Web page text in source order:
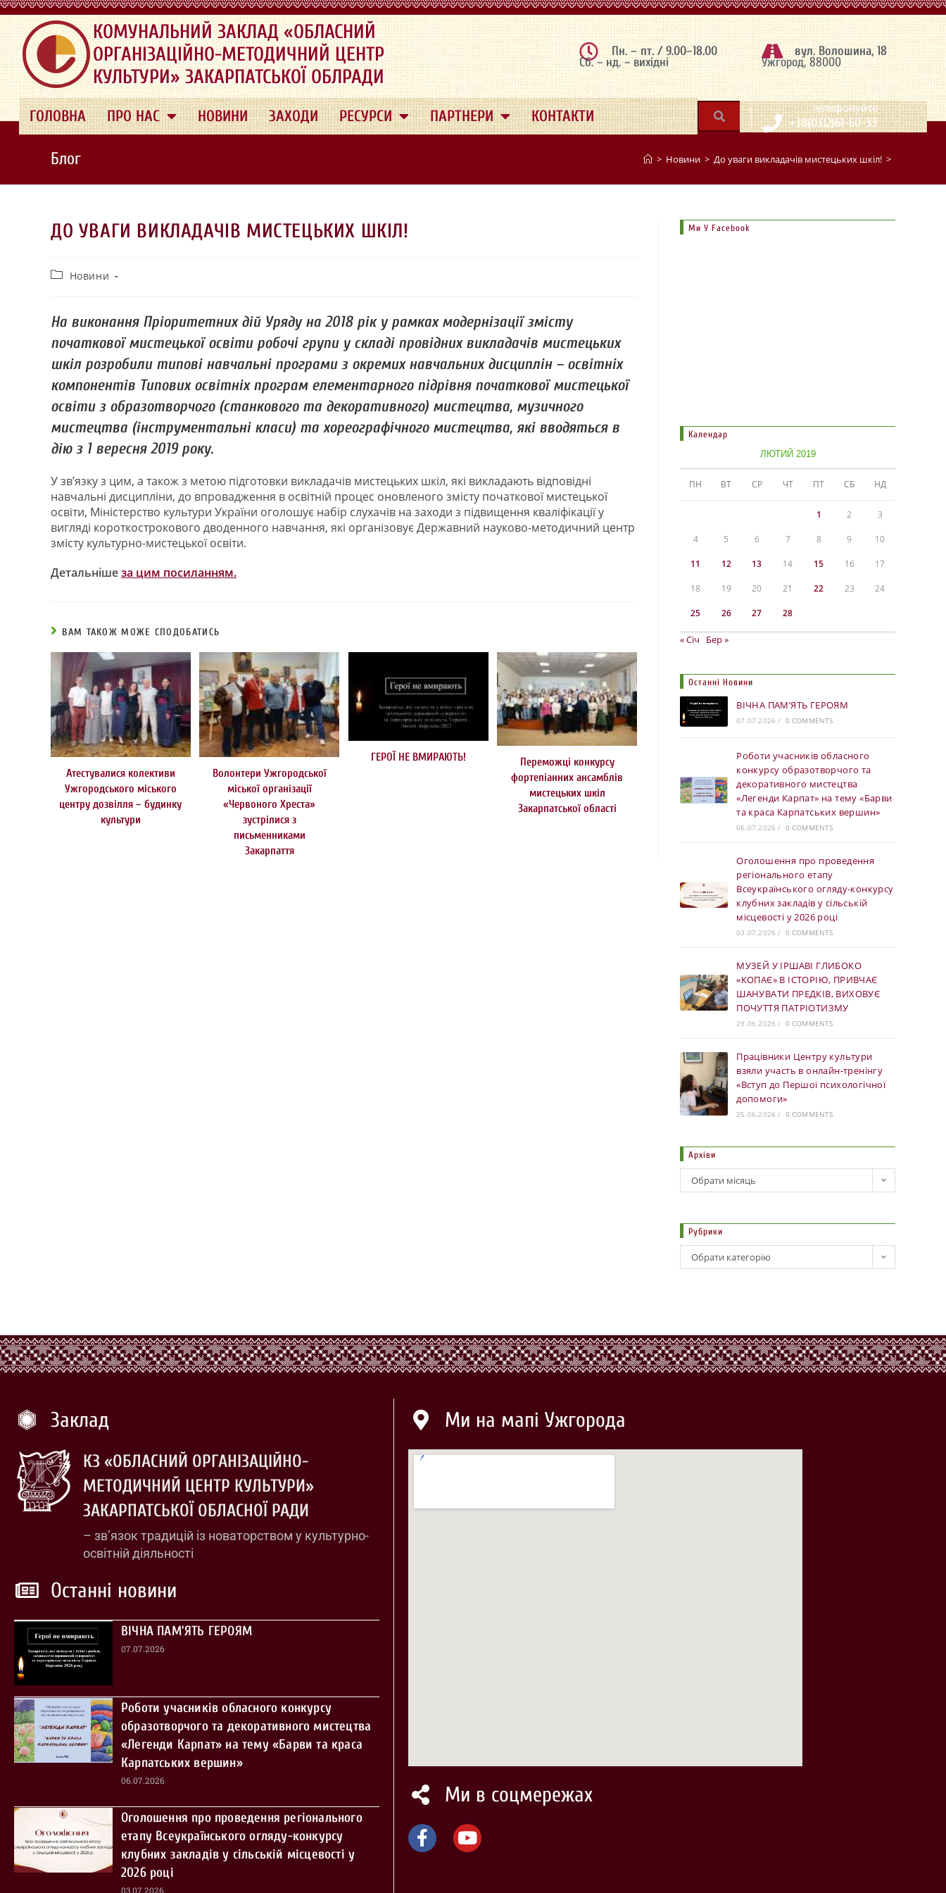
.
КОМУНАЛЬНИЙ ЗАКЛАД «ОБЛАСНИЙ
ОРГАНІЗАЦІЙНО-МЕТОДИЧНИЙ ЦЕНТР
КУЛЬТУРИ» ЗАКАРПАТСЬКОЇ ОБЛРАДИ
Пн. – пт. / 9.00–18.00
Сб. – нд. – вихідні
вул. Волошина, 18
Ужгород, 88000
ГОЛОВНА ПРО НАС НОВИНИ ЗАХОДИ РЕСУРСИ ПАРТНЕРИ КОНТАКТИ | телефонуйте
+38(0312)61-60-33
Блог > Новини > До уваги викладачів мистецьких шкіл! >
ДО УВАГИ ВИКЛАДАЧІВ МИСТЕЦЬКИХ ШКІЛ!
Новини
На виконання Пріоритетних дій Уряду на 2018 рік у рамках модернізації змісту
початкової мистецької освіти робочі групи у складі провідних викладачів мистецьких
шкіл розробили типові навчальні програми з окремих навчальних дисциплін – освітніх
компонентів Типових освітніх програм елементарного підрівня початкової мистецької
освіти з образотворчого (станкового та декоративного) мистецтва, музичного
мистецтва (інструментальні класи) та хореографічного мистецтва, які вводяться в
дію з 1 вересня 2019 року.
У зв’язку з цим, а також з метою підготовки викладачів мистецьких шкіл, які викладають відповідні
навчальні дисципліни, до впровадження в освітній процес оновленого змісту початкової мистецької
освіти, Міністерство культури України оголошує набір слухачів на заходи з підвищення кваліфікації у
вигляді короткострокового дводенного навчання, які організовує Державний науково-методичний центр
змісту культурно-мистецької освіти.
Детальнішеза цим посиланням.
ВАМ ТАКОЖ МОЖЕ СПОДОБАТИСЬ
Атестувалися колективи
Ужгородського міського
центру дозвілля – будинку
культури
Волонтери Ужгородської
міської організації
«Червоного Хреста»
зустрілися з
письменниками
Закарпаття
ГЕРОЇ НЕ ВМИРАЮТЬ!
Переможці конкурсу
фортепіанних ансамблів
мистецьких шкіл
Закарпатської області
Ми У Facebook
Календар
ЛЮТИЙ 2019
ПН ВТ СР ЧТ ПТ СБ НД
1 2 3
4 5 6 7 8 9 10
11 12 13 14 15 16 17
18 19 20 21 22 23 24
25 26 27 28
« Січ Бер »
Останні Новини
ВІЧНА ПАМ’ЯТЬ ГЕРОЯМ
07.07.2026 / 0 COMMENTS
Роботи учасників обласного
конкурсу образотворчого та
декоративного мистецтва
«Легенди Карпат» на тему «Барви
та краса Карпатських вершин»
06.07.2026 / 0 COMMENTS
Оголошення про проведення
регіонального етапу
Всеукраїнського огляду-конкурсу
клубних закладів у сільській
місцевості у 2026 році
03.07.2026 / 0 COMMENTS
МУЗЕЙ У ІРШАВІ ГЛИБОКО
«КОПАЄ» В ІСТОРІЮ, ПРИВЧАЄ
ШАНУВАТИ ПРЕДКІВ, ВИХОВУЄ
ПОЧУТТЯ ПАТРІОТИЗМУ
29.06.2026 / 0 COMMENTS
Працівники Центру культури
взяли участь в онлайн-тренінгу
«Вступ до Першої психологічної
допомоги»
25.06.2026 / 0 COMMENTS
Архіви
Обрати місяць
Рубрики
Обрати категорію
Заклад
КЗ «ОБЛАСНИЙ ОРГАНІЗАЦІЙНО-
МЕТОДИЧНИЙ ЦЕНТР КУЛЬТУРИ»
ЗАКАРПАТСЬКОЇ ОБЛАСНОЇ РАДИ
– зв’язок традицій із новаторством у культурно-
освітній діяльності
Останні новини
ВІЧНА ПАМ’ЯТЬ ГЕРОЯМ
07.07.2026
Роботи учасників обласного конкурсу
образотворчого та декоративного мистецтва
«Легенди Карпат» на тему «Барви та краса
Карпатських вершин»
06.07.2026
Оголошення про проведення регіонального
етапу Всеукраїнського огляду-конкурсу
клубних закладів у сільській місцевості у
2026 році
03.07.2026
Ми на мапі Ужгорода
Ми в соцмережах